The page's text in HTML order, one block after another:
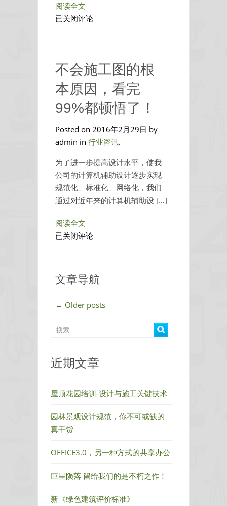
阅读全文
2015
生
态
园
林
市、
园
林
城
市、
县
和
城
已关闭评论
不会施工图的根
本原因，看完
99%都顿悟了！
Posted on 2016年2月29日 by
admin in 行业咨讯.
为了进一步提高设计水平，使我
公司的计算机辅助设计逐步实现
规范化、标准化、网络化，我们
通过对近年来的计算机辅助设 […]
阅读全文
不
工
图
根
原
看
99%
都
顿
悟
已关闭评论
文章导航
← Older posts
近期文章
屋顶花园培训-设计与施工关键技术
园林景观设计规范，你不可或缺的
真干货
OFFICE3.0，另一种方式的共享办公
巨星陨落 留给我们的是不朽之作！
新《绿色建筑评价标准》